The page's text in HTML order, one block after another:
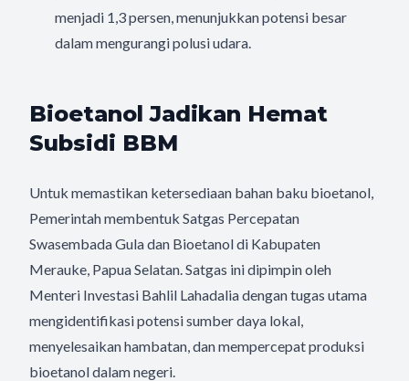
menjadi 1,3 persen, menunjukkan potensi besar
dalam mengurangi polusi udara.
Bioetanol Jadikan Hemat
Subsidi BBM
Untuk memastikan ketersediaan bahan baku bioetanol,
Pemerintah membentuk Satgas Percepatan
Swasembada Gula dan Bioetanol di Kabupaten
Merauke, Papua Selatan. Satgas ini dipimpin oleh
Menteri Investasi Bahlil Lahadalia dengan tugas utama
mengidentifikasi potensi sumber daya lokal,
menyelesaikan hambatan, dan mempercepat produksi
bioetanol dalam negeri.